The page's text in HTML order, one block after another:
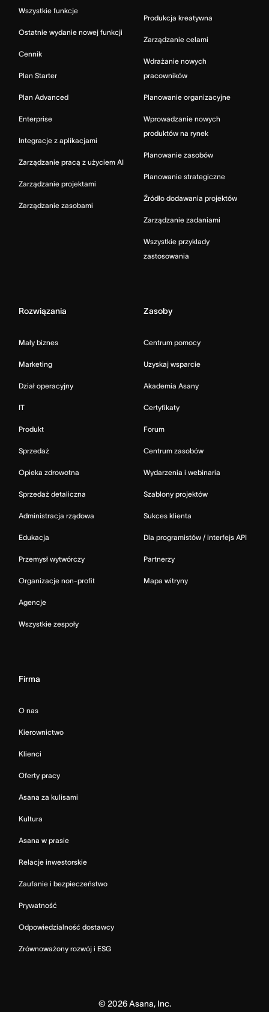
Wszystkie funkcje
Ostatnie wydanie nowej funkcji
Cennik
Plan Starter
Plan Advanced
Enterprise
Integracje z aplikacjami
Zarządzanie pracą z użyciem AI
Zarządzanie projektami
Zarządzanie zasobami
Produkcja kreatywna
Zarządzanie celami
Wdrażanie nowych
pracowników
Planowanie organizacyjne
Wprowadzanie nowych
produktów na rynek
Planowanie zasobów
Planowanie strategiczne
Źródło dodawania projektów
Zarządzanie zadaniami
Wszystkie przykłady
zastosowania
Rozwiązania
Mały biznes
Marketing
Dział operacyjny
IT
Produkt
Sprzedaż
Opieka zdrowotna
Sprzedaż detaliczna
Administracja rządowa
Edukacja
Przemysł wytwórczy
Organizacje non-profit
Agencje
Wszystkie zespoły
Zasoby
Centrum pomocy
Uzyskaj wsparcie
Akademia Asany
Certyfikaty
Forum
Centrum zasobów
Wydarzenia i webinaria
Szablony projektów
Sukces klienta
Dla programistów / interfejs API
Partnerzy
Mapa witryny
Firma
O nas
Kierownictwo
Klienci
Oferty pracy
Asana za kulisami
Kultura
Asana w prasie
Relacje inwestorskie
Zaufanie i bezpieczeństwo
Prywatność
Odpowiedzialność dostawcy
Zrównoważony rozwój i ESG
© 2026Asana, Inc.